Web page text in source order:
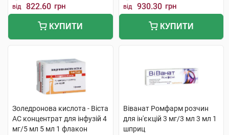
від 822.60 грн
КУПИТИ
від 930.30 грн
КУПИТИ
Золедронова кислота - Віста
АС концентрат для інфузій 4
мг/5 мл 5 мл 1 флакон
Віванат Ромфарм розчин
для ін'єкцій 3 мг/3 мл 3 мл 1
шприц